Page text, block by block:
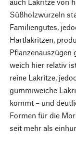
Süßholzwurzeln
Familiengutes,
Hartlakritzen,
Pflanzenauszügen
weich hier relativ
reine Lakritze,
gummiweiche
kommt – und
Formen für die
seit mehr als